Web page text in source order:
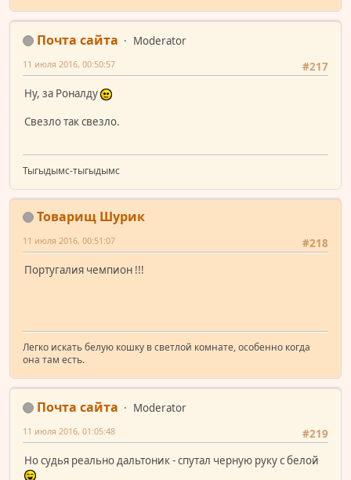
Почта сайта
Moderator
#217
11 июля 2016, 00:50:57
Ну, за Роналду
Свезло так свезло.
Тыгыдымс-тыгыдымс
Товарищ Шурик
#218
11 июля 2016, 00:51:07
Португалия чемпион !!!
Легко искать белую кошку в светлой комнате, особенно когда
она там есть.
Почта сайта
Moderator
#219
11 июля 2016, 01:05:48
Но судья реально дальтоник - спутал черную руку с белой